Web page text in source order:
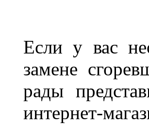
Если у вас
замене
рады
интернет-